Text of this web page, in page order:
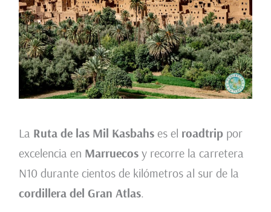
La Ruta de las Mil Kasbahses el roadtrippor
excelencia en Marruecosy recorre la carretera
N10 durante cientos de kilómetros al sur de la
cordillera del Gran Atlas.